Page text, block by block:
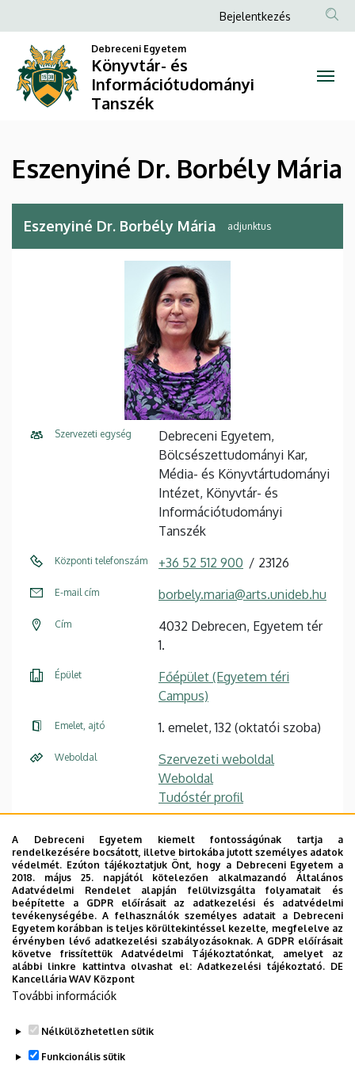
Dr.
Borbély
Mária
Könyvtár-
és
Információtudományi
a
tartalomra
Anonim
menüje
Bejelentkezés
Debreceni Egyetem
Könyvtár- és
Információtudományi
Tanszék
Eszenyiné Dr. Borbély Mária
Eszenyiné Dr. Borbély Mária adjunktus
Szervezeti egység
Debreceni Egyetem,
Bölcsészettudományi Kar,
Média- és Könyvtártudományi
Intézet, Könyvtár- és
Információtudományi
Tanszék
Központi telefonszám +36 52 512 900 23126
E-mail cím borbely.maria@arts.unideb.hu
Cím
4032 Debrecen, Egyetem tér
1.
Épület
Főépület (Egyetem téri
Campus)
Emelet, ajtó 1. emelet, 132 (oktatói szoba)
Weboldal
Szervezeti weboldal
Weboldal
Tudóstér profil
Szakmai önéletrajz
Publikációk
Kutatási területek
könyvtári rendszerek minőségi vizsgálata,
szervezeti kultúra, önértékelés,
szoftvertermék-minőség,
digitális írástudás, digitális műveltség,
a digitális kompetencia keretrendszerei és
mérése
A Debreceni Egyetem kiemelt fontosságúnak tartja a
rendelkezésére bocsátott, illetve birtokába jutott személyes adatok
védelmét. Ezúton tájékoztatjuk Önt, hogy a Debreceni Egyetem a
2018. május 25. napjától kötelezően alkalmazandó Általános
Adatvédelmi Rendelet alapján felülvizsgálta folyamatait és
beépítette a GDPR előírásait az adatkezelési és adatvédelmi
tevékenységébe. A felhasználók személyes adatait a Debreceni
Egyetem korábban is teljes körültekintéssel kezelte, megfelelve az
érvényben lévő adatkezelési szabályozásoknak. A GDPR előírásait
követve frissítettük Adatvédelmi Tájékoztatónkat, amelyet az
alábbi linkre kattintva olvashat el:Adatkezelési tájékoztató. DE
Kancellária WAV Központ
További információk
Nélkülözhetetlen sütik
Funkcionális sütik